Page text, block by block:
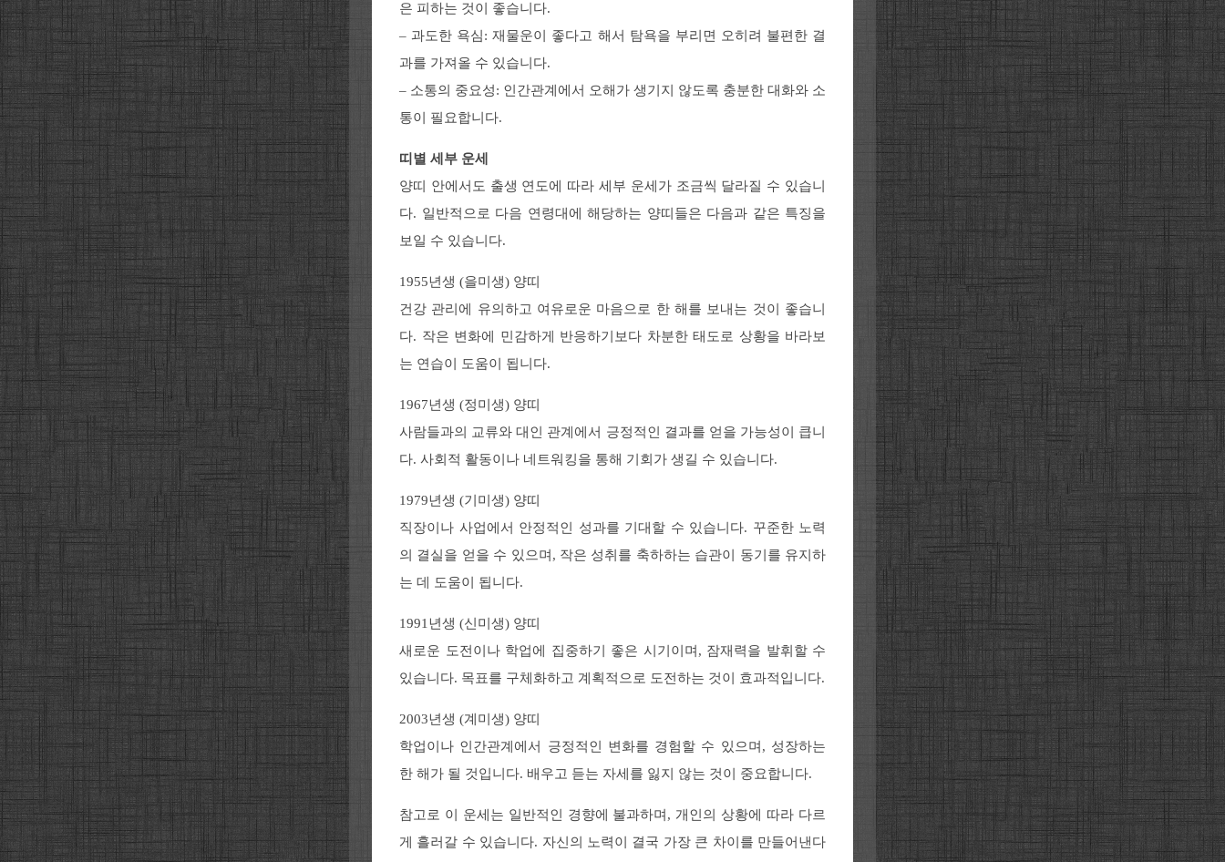
은 피하는 것이 좋습니다.
– 과도한 욕심: 재물운이 좋다고 해서 탐욕을 부리면 오히려 불편한 결
과를 가져올 수 있습니다.
– 소통의 중요성: 인간관계에서 오해가 생기지 않도록 충분한 대화와 소
통이 필요합니다.
띠별 세부 운세
양띠 안에서도 출생 연도에 따라 세부 운세가 조금씩 달라질 수 있습니
다. 일반적으로 다음 연령대에 해당하는 양띠들은 다음과 같은 특징을
보일 수 있습니다.
1955년생 (을미생) 양띠
건강 관리에 유의하고 여유로운 마음으로 한 해를 보내는 것이 좋습니
다. 작은 변화에 민감하게 반응하기보다 차분한 태도로 상황을 바라보
는 연습이 도움이 됩니다.
1967년생 (정미생) 양띠
사람들과의 교류와 대인 관계에서 긍정적인 결과를 얻을 가능성이 큽니
다. 사회적 활동이나 네트워킹을 통해 기회가 생길 수 있습니다.
1979년생 (기미생) 양띠
직장이나 사업에서 안정적인 성과를 기대할 수 있습니다. 꾸준한 노력
의 결실을 얻을 수 있으며, 작은 성취를 축하하는 습관이 동기를 유지하
는 데 도움이 됩니다.
1991년생 (신미생) 양띠
새로운 도전이나 학업에 집중하기 좋은 시기이며, 잠재력을 발휘할 수
있습니다. 목표를 구체화하고 계획적으로 도전하는 것이 효과적입니다.
2003년생 (계미생) 양띠
학업이나 인간관계에서 긍정적인 변화를 경험할 수 있으며, 성장하는
한 해가 될 것입니다. 배우고 듣는 자세를 잃지 않는 것이 중요합니다.
참고로 이 운세는 일반적인 경향에 불과하며, 개인의 상황에 따라 다르
게 흘러갈 수 있습니다. 자신의 노력이 결국 가장 큰 차이를 만들어낸다